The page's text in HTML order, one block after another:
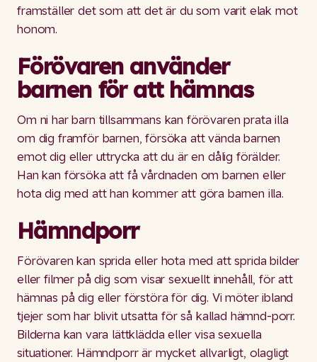
framställer det som att det är du som varit elak mot
honom.
Förövaren använder
barnen för att hämnas
Om ni har barn tillsammans kan förövaren prata illa
om dig framför barnen, försöka att vända barnen
emot dig eller uttrycka att du är en dålig förälder.
Han kan försöka att få vårdnaden om barnen eller
hota dig med att han kommer att göra barnen illa.
Hämndporr
Förövaren kan sprida eller hota med att sprida bilder
eller filmer på dig som visar sexuellt innehåll, för att
hämnas på dig eller förstöra för dig. Vi möter ibland
tjejer som har blivit utsatta för så kallad hämnd-porr.
Bilderna kan vara lättklädda eller visa sexuella
situationer. Hämndporr är mycket allvarligt, olagligt